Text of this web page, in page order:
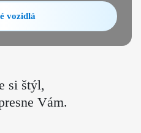
vozidlá
si štýl,
Vám.